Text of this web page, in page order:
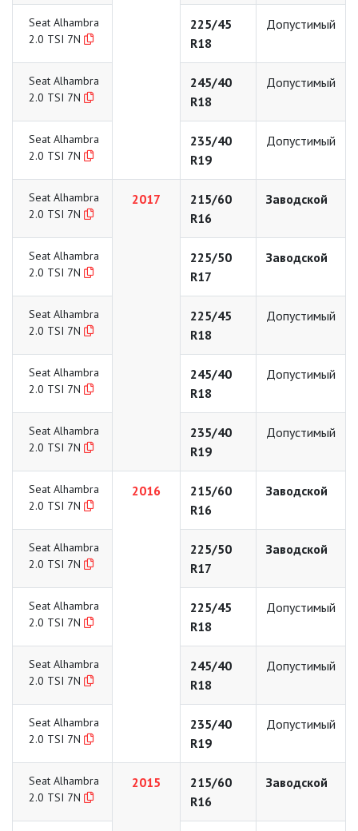
Seat Alhambra
2.0 TSI 7N
225/45
R18
Допустимый
Seat Alhambra
2.0 TSI 7N
245/40
R18
Допустимый
Seat Alhambra
2.0 TSI 7N
235/40
R19
Допустимый
Seat Alhambra
2.0 TSI 7N
2017
215/60
R16
Заводской
Seat Alhambra
2.0 TSI 7N
225/50
R17
Заводской
Seat Alhambra
2.0 TSI 7N
225/45
R18
Допустимый
Seat Alhambra
2.0 TSI 7N
245/40
R18
Допустимый
Seat Alhambra
2.0 TSI 7N
235/40
R19
Допустимый
Seat Alhambra
2.0 TSI 7N
2016
215/60
R16
Заводской
Seat Alhambra
2.0 TSI 7N
225/50
R17
Заводской
Seat Alhambra
2.0 TSI 7N
225/45
R18
Допустимый
Seat Alhambra
2.0 TSI 7N
245/40
R18
Допустимый
Seat Alhambra
2.0 TSI 7N
235/40
R19
Допустимый
Seat Alhambra
2.0 TSI 7N
2015
215/60
R16
Заводской